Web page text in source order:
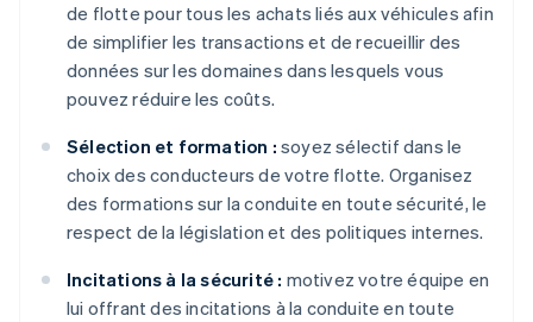
de flotte pour tous les achats liés aux véhicules afin
de simplifier les transactions et de recueillir des
données sur les domaines dans lesquels vous
pouvez réduire les coûts.
Sélection et formation : soyez sélectif dans le
choix des conducteurs de votre flotte. Organisez
des formations sur la conduite en toute sécurité, le
respect de la législation et des politiques internes.
Incitations à la sécurité : motivez votre équipe en
lui offrant des incitations à la conduite en toute